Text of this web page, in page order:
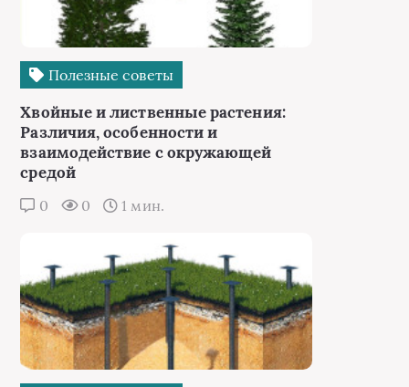
Полезные советы
Хвойные и лиственные растения:
Различия, особенности и
взаимодействие с окружающей
средой
0 0 1 мин.